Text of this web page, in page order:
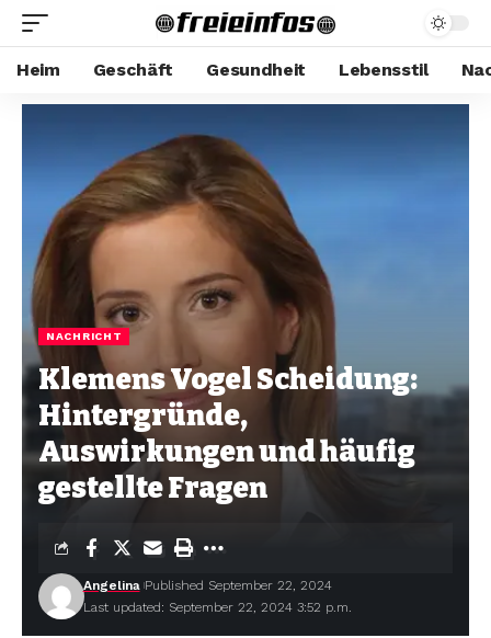
Heim Geschäft Gesundheit Lebensstil
NACHRICHT
Klemens Vogel Scheidung:
Hintergründe,
Auswirkungen und häufig
gestellte Fragen
Last updated: September 22, 2024 3:52 p.m.
Angelina Published September 22, 2024